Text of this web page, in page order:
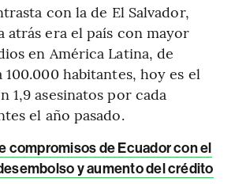
con la de El Salvador,
atrás era el país con mayor
en América Latina, de
100.000 habitantes, hoy es el
1,9 asesinatos por cada
el año pasado.
compromisos de Ecuador con el
y aumento del crédito